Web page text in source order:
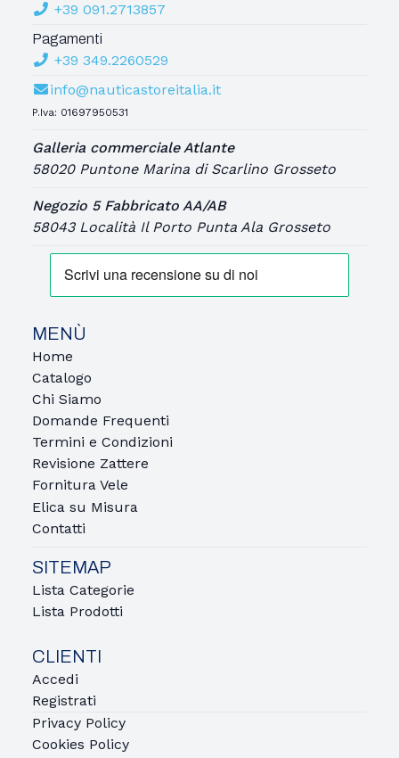
+39 091.2713857
Pagamenti
+39 349.2260529
info@nauticastoreitalia.it
P.Iva: 01697950531
Galleria commerciale Atlante
58020 Puntone Marina di Scarlino Grosseto
Negozio 5 Fabbricato AA/AB
58043 Località Il Porto Punta Ala Grosseto
MENÙ
Home
Catalogo
Chi Siamo
Domande Frequenti
Termini e Condizioni
Revisione Zattere
Fornitura Vele
Elica su Misura
Contatti
SITEMAP
Lista Categorie
Lista Prodotti
CLIENTI
Accedi
Registrati
Privacy Policy
Cookies Policy